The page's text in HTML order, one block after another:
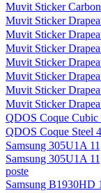
Muvit Sticker
Muvit Sticker
Muvit Sticker
Muvit Sticker
Muvit Sticker
Muvit Sticker
Muvit Sticker
Muvit Sticker
QDOS Coque
QDOS Coque Steel
Samsung 305U1A
Samsung 305U1A
poste
Samsung